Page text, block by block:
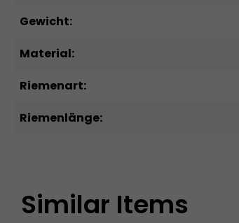
Gewicht:
Material:
Riemenart:
Riemenlänge:
Similar Items